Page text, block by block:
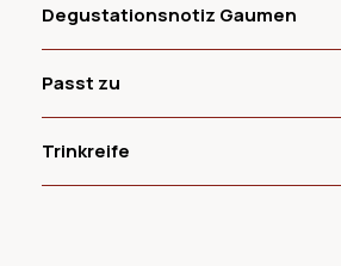
Degustationsnotiz Gaumen
Passt zu
Trinkreife